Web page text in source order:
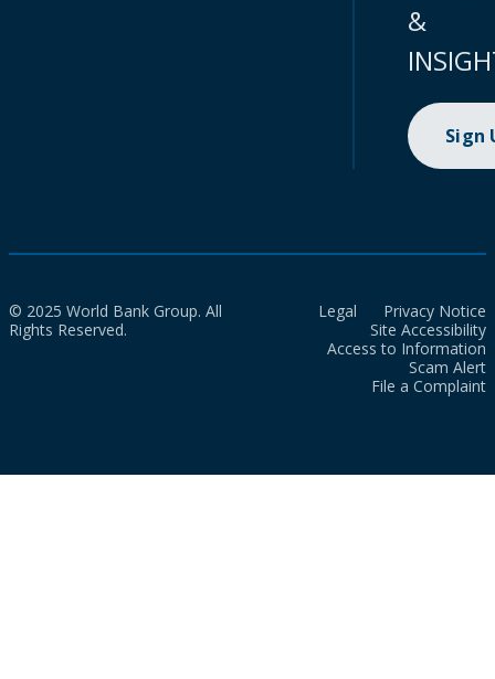
&
Sign
© 2025 World Bank Group. All
Rights Reserved.
Legal
Privacy Notice
Site Accessibility
Access to Information
Scam Alert
File a Complaint